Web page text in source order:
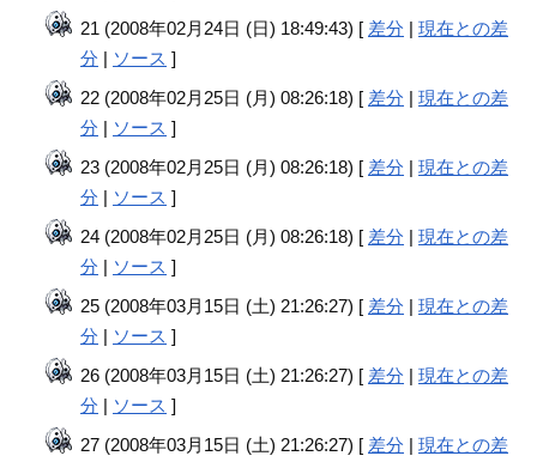
21 (2008年02月24日 (日) 18:49:43) [ 差分 |現在との差
分 | ソース ]
22 (2008年02月25日 (月) 08:26:18) [ 差分 |現在との差
分 | ソース ]
23 (2008年02月25日 (月) 08:26:18) [ 差分 |現在との差
分 | ソース ]
24 (2008年02月25日 (月) 08:26:18) [ 差分 |現在との差
分 | ソース ]
25 (2008年03月15日 (土) 21:26:27) [ 差分 |現在との差
分 | ソース ]
26 (2008年03月15日 (土) 21:26:27) [ 差分 |現在との差
分 | ソース ]
27 (2008年03月15日 (土) 21:26:27) [ 差分 |現在との差